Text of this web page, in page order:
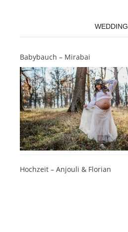
WEDDING
Babybauch – Mirabai
Hochzeit – Anjouli & Florian